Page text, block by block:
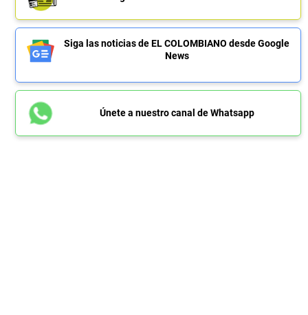
Siga las noticias de EL COLOMBIANO desde Google
News
Únete a nuestro canal de Whatsapp